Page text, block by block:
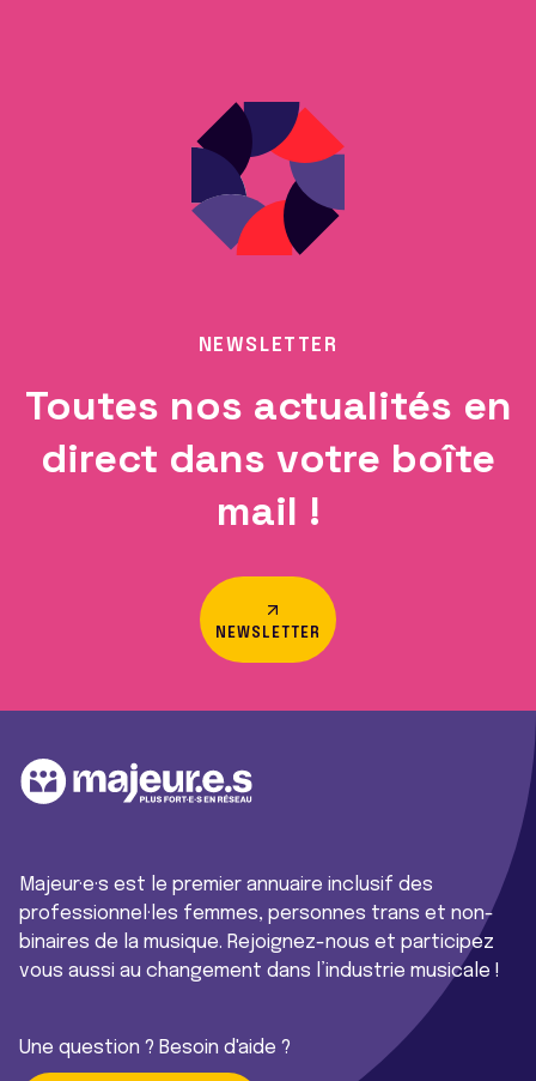
NEWSLETTER
Toutes nos actualités en
direct dans votre boîte
mail !
NEWSLETTER
Majeur·e·s est le premier annuaire inclusif des
professionnel·les femmes, personnes trans et non-
binaires de la musique. Rejoignez-nous et participez
vous aussi au changement dans l’industrie musicale !
Une question ? Besoin d'aide ?